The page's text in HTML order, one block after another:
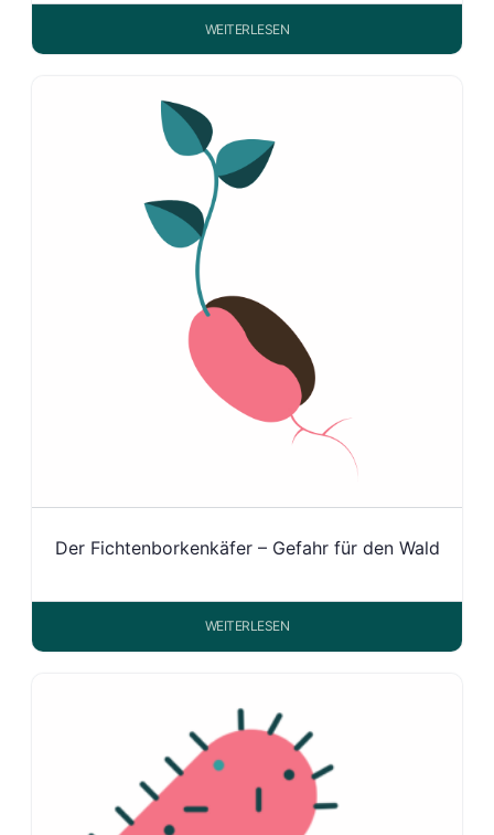
WEITERLESEN
Der Fichtenborkenkäfer – Gefahr für den Wald
WEITERLESEN